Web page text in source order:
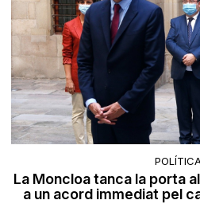
La Moncloa tanca la porta
a un acord immediat pel